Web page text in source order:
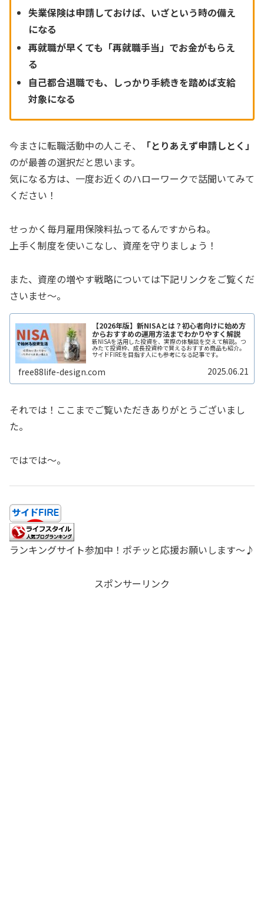
失業保険は申請しておけば、いざという時の備え
になる
再就職が早くても「再就職手当」でお金がもらえ
る
自己都合退職でも、しっかり手続きを踏めば支給
対象になる
今まさに転職活動中の人こそ、
「とりあえず申請しとく」
のが最善の選択だと思います。
気になる方は、一度お近くのハローワークで話聞いてみて
ください！
せっかく毎月雇用保険料払ってるんですからね。
上手く制度を使いこなし、資産を守りましょう！
また、資産の増やす戦略については下記リンクをご覧くだ
さいませ〜。
【2026年版】新NISAとは？初心者向けに始め方
からおすすめの運用方法までわかりやすく解説
新NISAを活用した投資を、実際の体験談を交えて解説。つ
みたて投資枠、成長投資枠で買えるおすすめ商品も紹介。
サイドFIREを目指す人にも参考になる記事です。
free88life-design.com 2025.06.21
それでは！ここまでご覧いただきありがとうございまし
た。
ではでは〜。
ランキングサイト参加中！ポチッと応援お願いします〜♪
スポンサーリンク